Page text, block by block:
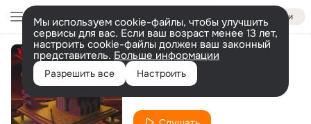
Войти
Мы используем cookie-файлы, чтобы улучшить
сервисы для вас. Если ваш возраст менее 13 лет,
настроить cookie-файлы должен ваш законный
представитель. Больше информации
Разрешить все Настроить
Clean Passage